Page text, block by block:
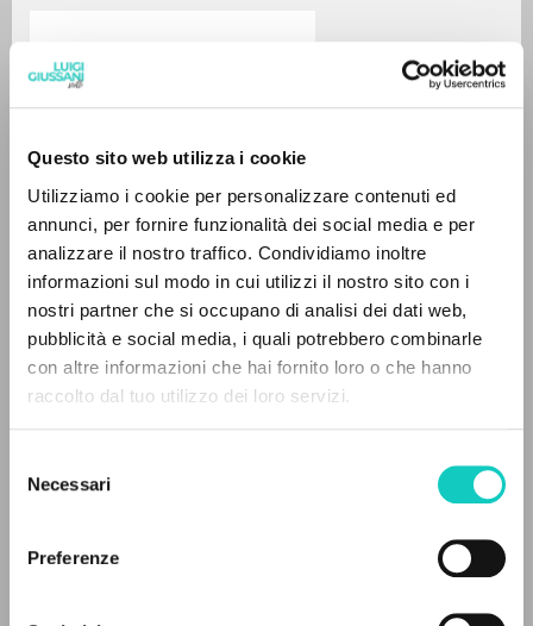
Questo sito web utilizza i cookie
Utilizziamo i cookie per personalizzare contenuti ed
annunci, per fornire funzionalità dei social media e per
analizzare il nostro traffico. Condividiamo inoltre
informazioni sul modo in cui utilizzi il nostro sito con i
nostri partner che si occupano di analisi dei dati web,
pubblicità e social media, i quali potrebbero combinarle
con altre informazioni che hai fornito loro o che hanno
raccolto dal tuo utilizzo dei loro servizi.
delNecessari
Preferenze
Giussani Luigi
Litterae Communionis-Ślady
0RESULTS FOUND
MORE RESULTS